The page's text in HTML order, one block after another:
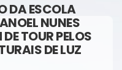
DA ESCOLA
NUNES
TOUR PELOS
DE LUZ